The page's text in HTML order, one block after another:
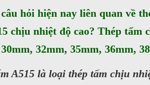
hỏi hiện nay liên quan về
chịu nhiệt độ cao? Thép tấm
32mm, 35mm, 36mm,
A515 là loại thép tấm chịu